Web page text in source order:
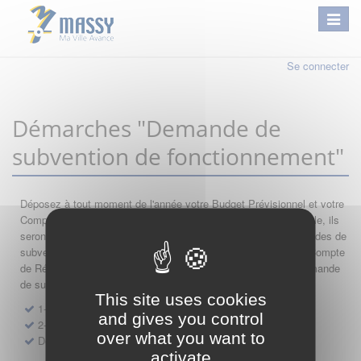
Se connecter
Démarches "Demande de
subvention de fonctionnement"
Déposez à tout moment de l'année votre Budget Prévisionnel et votre
Compte de Résultat : si leur année comptable est encore valable, ils
seront automatiquement réutilisés lors de vos nouvelles demandes de
subvention. Par conséquent merci de saisir dans l'ordre votre Compte
de Résultat, votre Budget Prévisionnel, et de finir par votre demande
de subvention.
1- Dépôt de Compte de Résultat de Fonctionnement
2- Dépôt de Budget Prévisionnel de Fonctionnement
Demande de subvention de fonctionnement 2027
This site uses cookies
and gives you control
over what you want to
activate